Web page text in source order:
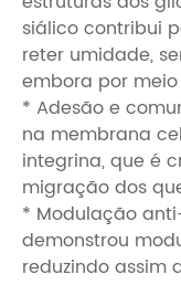
siálico contribui
reter umidade,
embora por
* Adesão e
na membrana
integrina, que é
migração dos
* Modulação
demonstrou
reduzindo assim